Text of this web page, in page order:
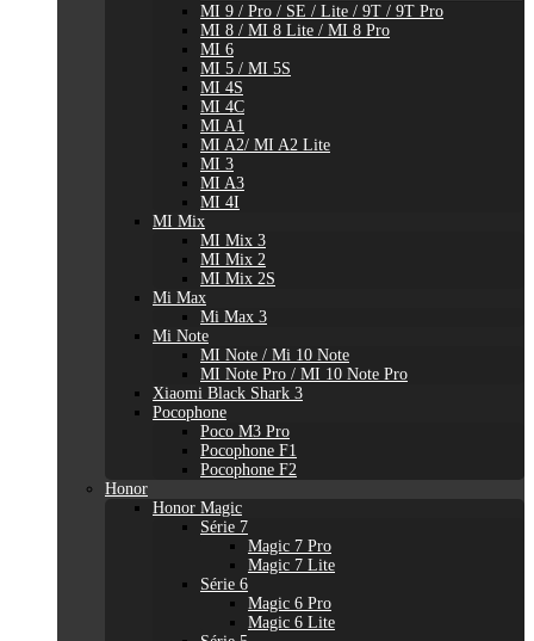
MI 9 / Pro / SE / Lite / 9T / 9T Pro
MI 8 / MI 8 Lite / MI 8 Pro
MI 6
MI 5 / MI 5S
MI 4S
MI 4C
MI A1
MI A2/ MI A2 Lite
MI 3
MI A3
MI 4I
MI Mix
MI Mix 3
MI Mix 2
MI Mix 2S
Mi Max
Mi Max 3
Mi Note
MI Note / Mi 10 Note
MI Note Pro / MI 10 Note Pro
Xiaomi Black Shark 3
Pocophone
Poco M3 Pro
Pocophone F1
Pocophone F2
Honor
Honor Magic
Série 7
Magic 7 Pro
Magic 7 Lite
Série 6
Magic 6 Pro
Magic 6 Lite